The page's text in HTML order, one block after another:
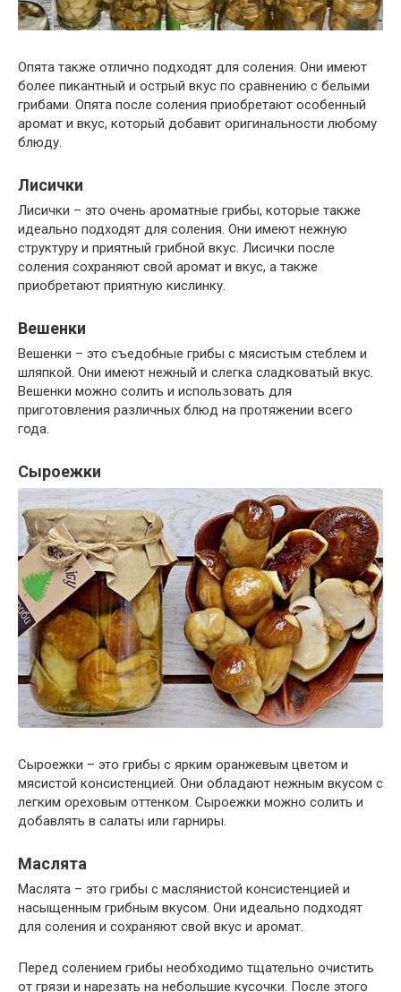
Опята также отлично подходят для соления. Они имеют
более пикантный и острый вкус по сравнению с белыми
грибами. Опята после соления приобретают особенный
аромат и вкус, который добавит оригинальности любому
блюду.
Лисички
Лисички – это очень ароматные грибы, которые также
идеально подходят для соления. Они имеют нежную
структуру и приятный грибной вкус. Лисички после
соления сохраняют свой аромат и вкус, а также
приобретают приятную кислинку.
Вешенки
Вешенки – это съедобные грибы с мясистым стеблем и
шляпкой. Они имеют нежный и слегка сладковатый вкус.
Вешенки можно солить и использовать для
приготовления различных блюд на протяжении всего
года.
Сыроежки
Сыроежки – это грибы с ярким оранжевым цветом и
мясистой консистенцией. Они обладают нежным вкусом с
легким ореховым оттенком. Сыроежки можно солить и
добавлять в салаты или гарниры.
Маслята
Маслята – это грибы с маслянистой консистенцией и
насыщенным грибным вкусом. Они идеально подходят
для соления и сохраняют свой вкус и аромат.
Перед солением грибы необходимо тщательно очистить
от грязи и нарезать на небольшие кусочки. После этого